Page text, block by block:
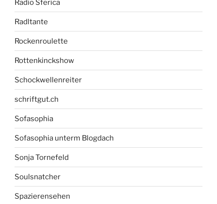
Radio Sferica
Radltante
Rockenroulette
Rottenkinckshow
Schockwellenreiter
schriftgut.ch
Sofasophia
Sofasophia unterm Blogdach
Sonja Tornefeld
Soulsnatcher
Spazierensehen